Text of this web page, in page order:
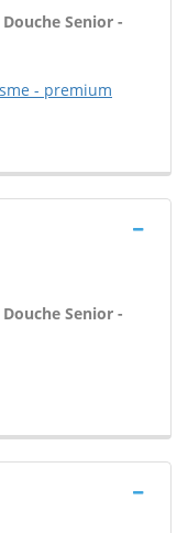
Senior -
- premium
Senior -